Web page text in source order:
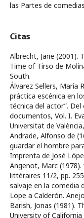
las Partes de
Citas
Albrecht, Jane (2001).
Time of Tirso de
South.
Álvarez Sellers, María
práctica escénica en
técnica del actor”.
documentos, Vol. I.
Universitat de
Andrade, Alfonso de
guardar el hombre
Imprenta de José
Angenot, Marc (1978).
littéraires 11/2, pp.
salvaje en la comedia
Lope a Calderón.
Barish, Jonas (1981).
University of California